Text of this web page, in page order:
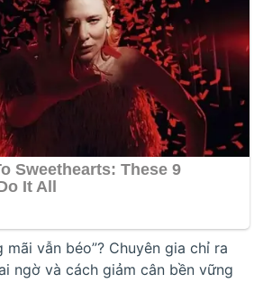
mãi vẫn béo”? Chuyên gia chỉ ra
ngờ và cách giảm cân bền vững